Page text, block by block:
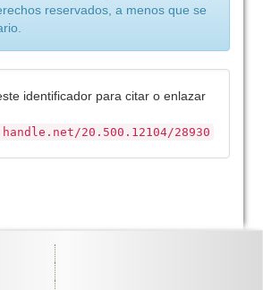
reservados, a menos que se
identificador para citar o enlazar
20.500.12104/28930